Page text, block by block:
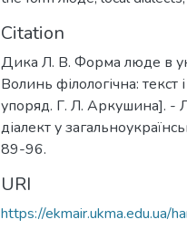
Citation
Дика Л. В. Форма люде в
Волинь філологічна:
упоряд. Г. Л. Аркушина]. -
діалект у
89-96.
URI
https://